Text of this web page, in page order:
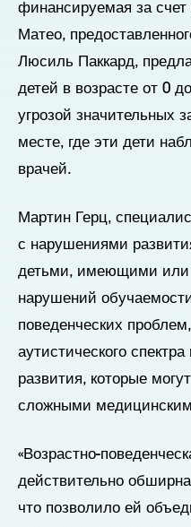
финансируемая за счет
Матео,
Люсиль Паккард,
детей в возрасте от 0
угрозой значительных
месте, где эти дети
врачей.
Мартин Герц,
с нарушениями
детьми, имеющими или
нарушений
поведенческих
аутистического
развития, которые
сложными
«Возрастно-
действительно
что позволило ей